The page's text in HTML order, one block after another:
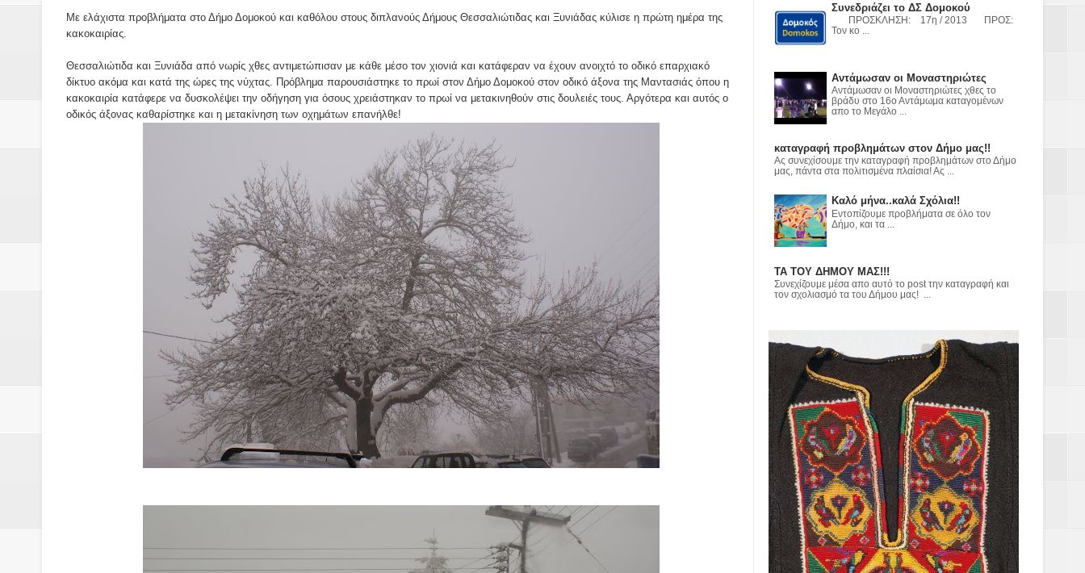
ΕΙΔΩΛΙΑ Από ΠΡΟΕΡΝΑ Ναός Δήμητρας
ΤΟ ΙΕΡΟ ΤΗΣ ΘΕΑΣ ΔΗΜΗΤΡΑΣ ΣΤΗΝ ΠΡΟΕΡΝΑ ΣΤΟ ΝΕΟ ΜΟΝΑΣΤΉΡΙ
Νεομοναστηριώτικα ...Λαϊκή Μαντεία και έθιμα που χάνονται στον καιρό…
Βίντεο του Εφηβικού τμήματος του Επιμορφωτικού στο Λεοντάρι!
ΕΚΔΗΛΩΣΗ ΤΟΥ ΣΥΛΛΟΓΟΥ ΓΟΝΕΩΝ
Με ελάχιστα προβλήματα στο Δήμο Δομοκού και καθόλου στους διπλανούς Δήμους Θεσσαλιώτιδας και Ξυνιάδας κύλισε η πρώτη ημέρα της
κακοκαιρίας.
Θεσσαλιώτιδα και Ξυνιάδα από νωρίς χθες αντιμετώπισαν με κάθε μέσο τον χιονιά και κατάφεραν να έχουν ανοιχτό το οδικό επαρχιακό
δίκτυο ακόμα και κατά της ώρες της νύχτας. Πρόβλημα παρουσιάστηκε το πρωί στον Δήμο Δομοκού στον οδικό άξονα της Μαντασιάς όπου η
κακοκαιρία κατάφερε να δυσκολέψει την οδήγηση για όσους χρειάστηκαν το πρωί να μετακινηθούν στις δουλειές τους. Αργότερα και αυτός ο
οδικός άξονας καθαρίστηκε και η μετακίνηση των οχημάτων επανήλθε!
Συνεδριάζει το ΔΣ Δομοκού
ΠΡΟΣΚΛΗΣΗ: 17η / 2013 ΠΡΟΣ:
Τον κο ...
Αντάμωσαν οι Μοναστηριώτες
Αντάμωσαν οι Μοναστηριώτες χθες το
βράδυ στο 16ο Αντάμωμα καταγομένων
απο το Μεγάλο ...
καταγραφή προβλημάτων στον Δήμο μας!!
Ας συνεχίσουμε την καταγραφή προβλημάτων στο Δήμο
μας, πάντα στα πολιτισμένα πλαίσια! Ας ...
Καλό μήνα..καλά Σχόλια!!
Εντοπίζουμε προβλήματα σε όλο τον
Δήμο, και τα ...
ΤΑ ΤΟΥ ΔΗΜΟΥ ΜΑΣ!!!
Συνεχίζουμε μέσα απο αυτό το post την καταγραφή και
τον σχολιασμό τα του Δήμου μας! ...